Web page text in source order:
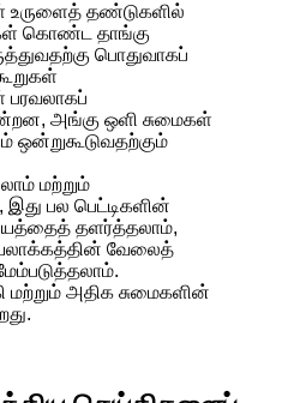
உருளைத் தண்டுகளில்
கொண்ட தாங்கு
பொதுவாகப்
அங்கு ஒளி சுமைகள்
ஒன்றுகூடுவதற்கும்
மற்றும்
இது பல பெட்டிகளின்
தளர்த்தலாம்,
வேலைத்
மற்றும் அதிக சுமைகளின்